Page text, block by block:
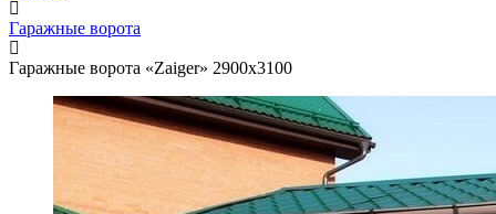
Гаражные ворота
Гаражные ворота «Zaiger» 2900x3100